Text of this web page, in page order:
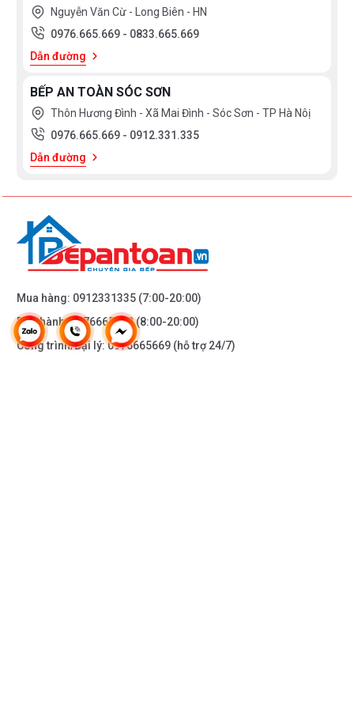
ĐÁNH GIÁ CHI TIẾT
BẾP TỪ BOSCH ĐỨC CHÍNH HÃNGPIE875DC1E
kế vùng nấu siêu lớn với 4 khu vực cảm ứng Sprint chức
năng cho từng khu vực:
- 1 vùng nấu lớn với kích thước 28cm
Nguyễn Văn Cừ - Long Biên - HN
0976.665.669 - 0833.665.669
Dẫn đường
BẾP AN TOÀN SÓC SƠN
Thôn Hương Đình - Xã Mai Đình - Sóc Sơn - TP Hà Nôị
0976.665.669 - 0912.331.335
Dẫn đường
Mua hàng: 0912331335 (7:00-20:00)
Bảo hành:0976665669(8:00-20:00)
Công trình/Đại lý:0976665669 (hỗ trợ 24/7)